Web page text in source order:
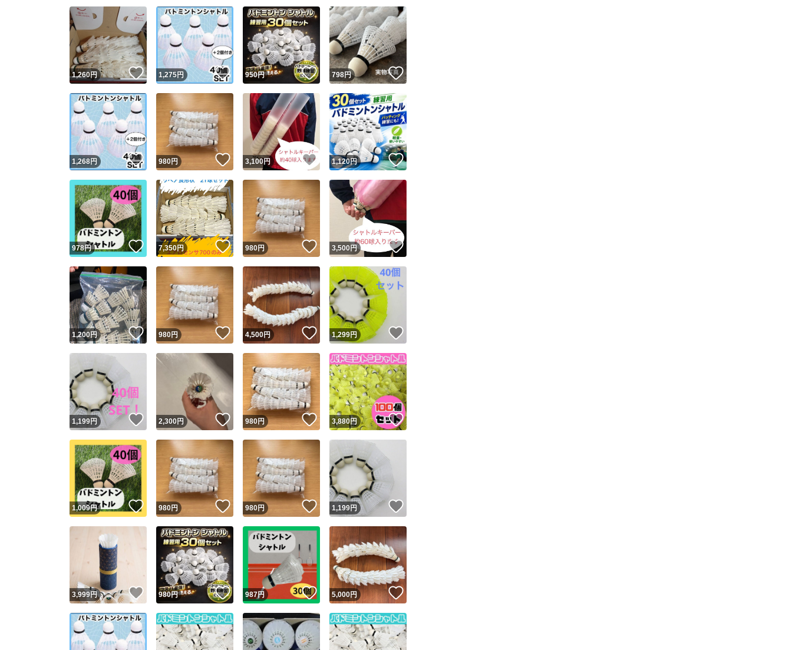
スピード発送 このユーザーは高頻度で24時間以内に発送しています
安心発送 このユーザーは設定した発送日数内に発送しています
1,260円 いいね！
1,275円 いいね！
950円 いいね！
798円 いいね！
1,268円 いいね！
980円 いいね！
3,100円 いいね！
1,120円 いいね！
978円 いいね！
7,350円 いいね！
980円 いいね！
3,500円
1,200円 いいね！
980円 いいね！
4,500円 いいね！
1,299円
1,199円 いいね！
2,300円 いいね！
980円 いいね！
3,880円 いいね！
1,009円 いいね！
980円 いいね！
980円 いいね！
1,199円
3,999円 いいね！
980円 いいね！
987円 いいね！
5,000円 いいね！